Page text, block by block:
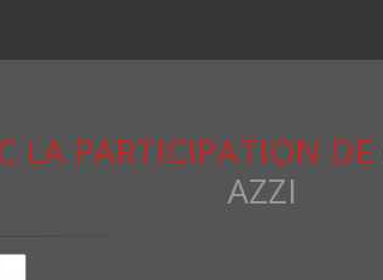
LA PARTICIPATION DE
AZZI